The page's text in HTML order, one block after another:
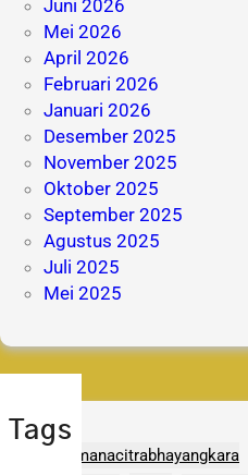
Juni 2026
Mei 2026
April 2026
Februari 2026
Januari 2026
Desember 2025
November 2025
Oktober 2025
September 2025
Agustus 2025
Juli 2025
Mei 2025
Tags
adhipramanacitrabhayangkara